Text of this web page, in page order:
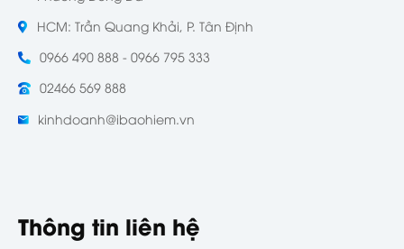
HCM: Trần Quang Khải, P. Tân Định
0966 490 888 - 0966 795 333
02466 569 888
kinhdoanh@ibaohiem.vn
Thông tin liên hệ